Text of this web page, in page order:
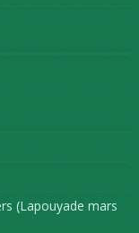
(Lapouyade mars